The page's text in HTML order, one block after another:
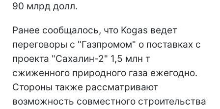
90 млрд долл.
Ранее сообщалось, что Kogas ведет
переговоры с "Газпромом" о поставках с
проекта "Сахалин-2" 1,5 млн т
сжиженного природного газа ежегодно.
Стороны также рассматривают
возможность совместного строительства